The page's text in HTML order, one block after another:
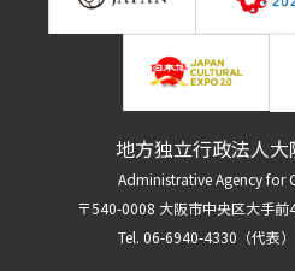
地方独立行政法人
Administrative Agency for
〒540-0008 大阪市中央区大手
Tel. 06-6940-4330（代表